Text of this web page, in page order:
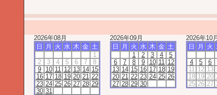
2026年08月
日
月 火 水 木 金 土
1
2
3 4 5 6 7
8
9
10 11 12 13 14 15
16 17 18 19 20 21 22
23 24 25 26 27 28 29
30 31
2026年09月
日
月 火 水 木 金 土
1
2 3 4
5
6
7 8 9 10 11 12
13 14 15 16 17 18 19
20 21 22 23 24 25 26
27 28 29 30
2026年10
日
月 火
4 5
6
11 12 13
18 19 20
25 26 27